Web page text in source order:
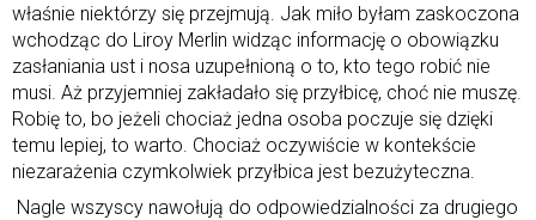
właśnie niektórzy się przejmują. Jak miło byłam zaskoczona
wchodząc do Liroy Merlin widząc informację o obowiązku
zasłaniania ust i nosa uzupełnioną o to, kto tego robić nie
musi. Aż przyjemniej zakładało się przyłbicę, choć nie muszę.
Robię to, bo jeżeli chociaż jedna osoba poczuje się dzięki
temu lepiej, to warto. Chociaż oczywiście w kontekście
niezarażenia czymkolwiek przyłbica jest bezużyteczna.
Nagle wszyscy nawołują do odpowiedzialności za drugiego